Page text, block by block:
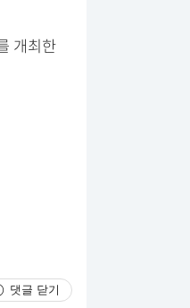
개최한
댓글 닫기